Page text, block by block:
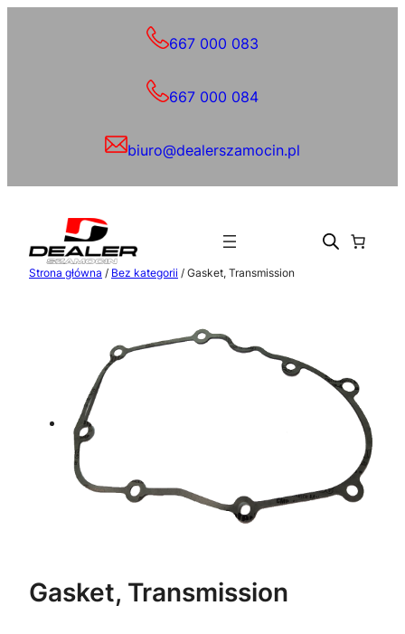
667 000 083
667 000 084
biuro@dealerszamocin.pl
Strona główna / Bez kategorii / Gasket, Transmission
Gasket, Transmission